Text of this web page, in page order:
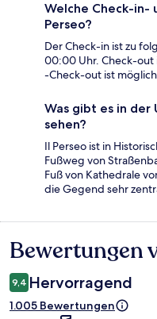
Welche Check-in-
Perseo?
Der Check-in ist zu
00:00 Uhr. Check-out
-Check-out ist
Was gibt es in der
sehen?
Il Perseo ist in
Fußweg von
Fuß von Kathedrale
die Gegend sehr
Bewertungen
Bewertungen
9,4 Hervorragend
1.005 Bewertungen